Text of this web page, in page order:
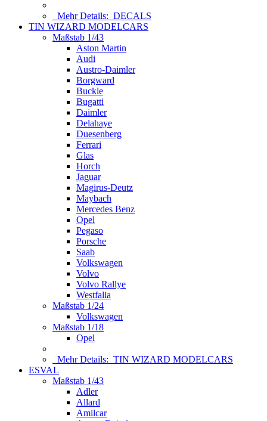
Mehr Details: DECALS
TIN WIZARD MODELCARS
Maßstab 1/43
Aston Martin
Audi
Austro-Daimler
Borgward
Buckle
Bugatti
Daimler
Delahaye
Duesenberg
Ferrari
Glas
Horch
Jaguar
Magirus-Deutz
Maybach
Mercedes Benz
Opel
Pegaso
Porsche
Saab
Volkswagen
Volvo
Volvo Rallye
Westfalia
Maßstab 1/24
Volkswagen
Maßstab 1/18
Opel
Mehr Details: TIN WIZARD MODELCARS
ESVAL
Maßstab 1/43
Adler
Allard
Amilcar